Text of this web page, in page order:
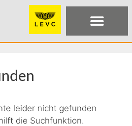
leider nicht gefunden
die Suchfunktion.